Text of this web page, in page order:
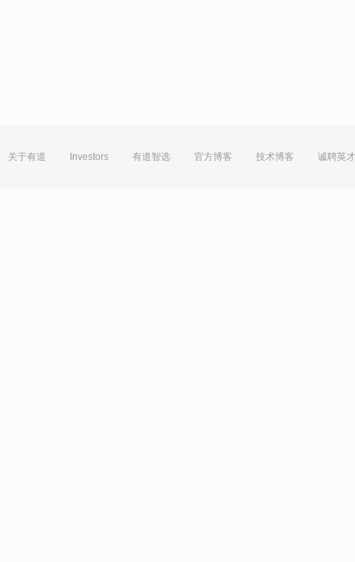
关于有道 Investors 有道智选 官方博客 技术博客 诚聘英才